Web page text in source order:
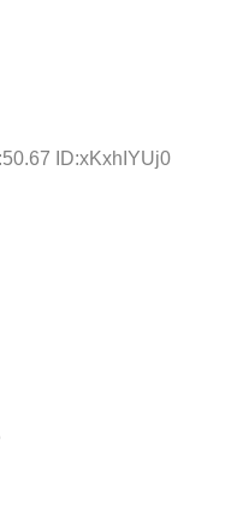
ID:xKxhIYUj0